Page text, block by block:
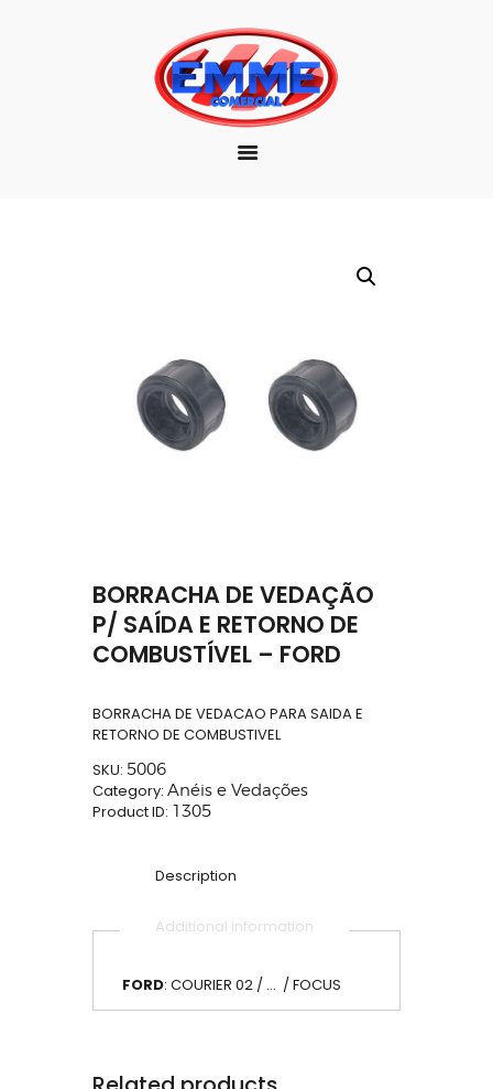
EMPRESA
MARCAS
PRODUTOS
BORRACHA DE VEDAÇÃO
P/ SAÍDA E RETORNO DE
COMBUSTÍVEL – FORD
BORRACHA DE VEDACAO PARA SAIDA E
RETORNO DE COMBUSTIVEL
SKU: 5006
Category: Anéis e Vedações
Product ID: 1305
Description
Additional information
FORD: COURIER 02 / … / FOCUS